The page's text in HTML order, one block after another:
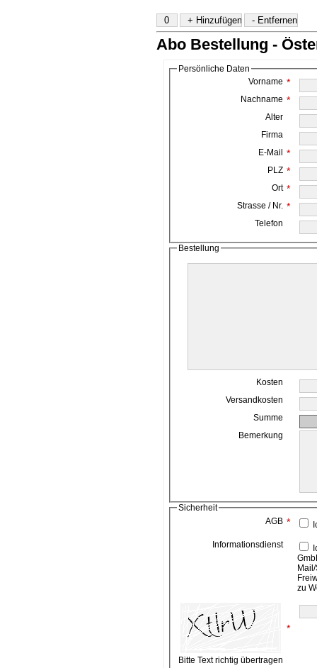
Abo Bestellung -
Persönliche Daten
Vorname *
Nachname *
Alter
Firma
E-Mail
*
PLZ *
Ort *
Strasse / Nr. *
Telefon
Bestellung
Kosten
Versandkosten
Summe
Bemerkung
Sicherheit
AGB *
Informationsdienst
zu
Bitte Text richtig übertragen
*